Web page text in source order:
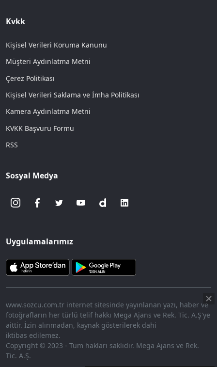
Aç
7.70%
Kvkk
Kişisel Verileri Koruma Kanunu
Müşteri Aydınlatma Metni
Çerez Politikası
Kişisel Verileri Saklama ve İmha Politikası
Kamera Aydınlatma Metni
KVKK Başvuru Formu
RSS
Sosyal Medya
Uygulamalarımız
www.sozcu.com.tr internet sitesinde yayınlanan yazı, haber ve
fotoğrafların her türlü telif hakkı Mega Ajans ve Rek. Tic. A.Ş'ye
aittir. İzin alınmadan, kaynak gösterilerek dahi
iktibas edilemez.
Copyright © 2023 - Tüm hakları saklıdır. Mega Ajans ve Rek.
Tic. A.Ş.